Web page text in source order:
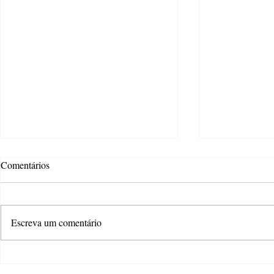
Comentários
Escreva um comentário